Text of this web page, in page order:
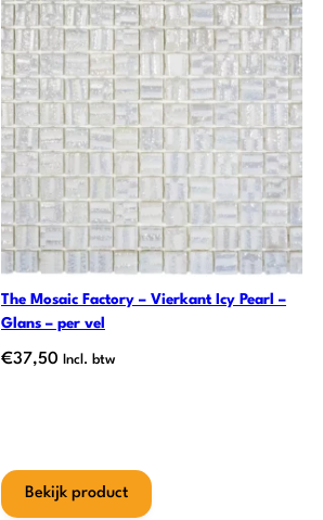
The Mosaic Factory – Vierkant Icy Pearl –
Glans – per vel
€37,50 Incl. btw
Bekijk product